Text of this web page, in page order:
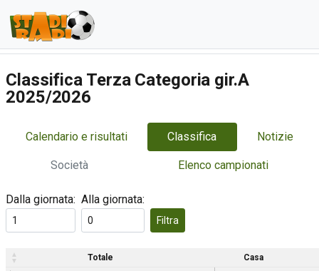
Classifica Terza Categoria gir.A
2025/2026
Calendario e risultati Classifica Notizie
Società Elenco campionati
Dalla giornata: Alla giornata:
Filtra
Totale Casa